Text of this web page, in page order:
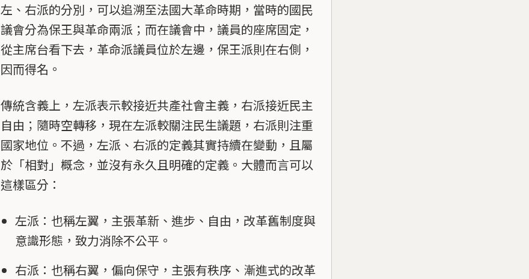
左、右派的分別，可以追溯至法國大革命時期，當時的國民
議會分為保王與革命兩派；而在議會中，議員的座席固定，
從主席台看下去，革命派議員位於左邊，保王派則在右側，
因而得名。
傳統含義上，左派表示較接近共產社會主義，右派接近民主
自由；隨時空轉移，現在左派較關注民生議題，右派則注重
國家地位。不過，左派、右派的定義其實持續在變動，且屬
於「相對」概念，並沒有永久且明確的定義。大體而言可以
這樣區分：
左派：也稱左翼，主張革新、進步、自由，改革舊制度與
意識形態，致力消除不公平。
右派：也稱右翼，偏向保守，主張有秩序、漸進式的改革